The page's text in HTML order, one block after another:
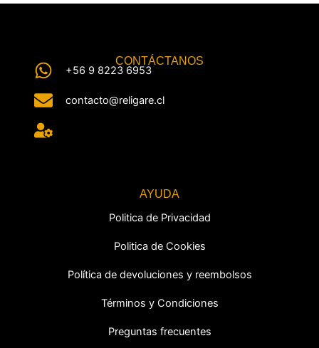
CONTÁCTANOS
+56 9 8223 6953
contacto@religare.cl
AYUDA
Politica de Privacidad
Politica de Cookies
Política de devoluciones y reembolsos
Términos y Condiciones
Preguntas frecuentes